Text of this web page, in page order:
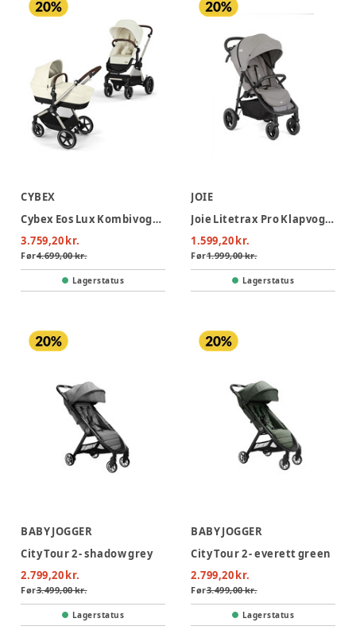
CYBEX
Cybex Eos Lux Kombivogn - Seashell Beige/Light Beige
3.759,20 kr.
Før4.699,00 kr.
Lagerstatus
JOIE
Joie Litetrax Pro Klapvogn - Pebble
1.599,20 kr.
Før1.999,00 kr.
Lagerstatus
BABY JOGGER
City Tour 2 - shadow grey
2.799,20 kr.
Før3.499,00 kr.
Lagerstatus
BABY JOGGER
City Tour 2 - everett green
2.799,20 kr.
Før3.499,00 kr.
Lagerstatus